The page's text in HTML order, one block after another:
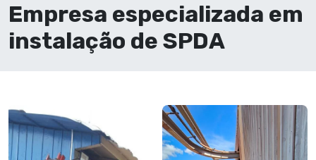
Empresa especializada em
instalação de SPDA